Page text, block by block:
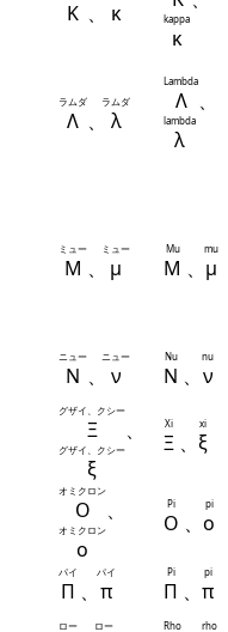
Κ 、 κ
κ
kappa
Λ
ラムダ
、 λ
ラムダ Λ
Lambda
、
λ
lambda
Μ
ミュー
、 μ
ミュー
Μ
Mu
、 μ
mu
Ν
ニュー
、 ν
ニュー
Ν
Nu
、 ν
nu
Ξ
グザイ、クシー
、
ξ
グザイ、クシー Ξ
Xi
、 ξ
xi
Ο
オミクロン
、
ο
オミクロン Ο
Pi
、 ο
pi
Π
パイ
、 π
パイ
Π
Pi
、 π
pi
ロー ロー Rho rho